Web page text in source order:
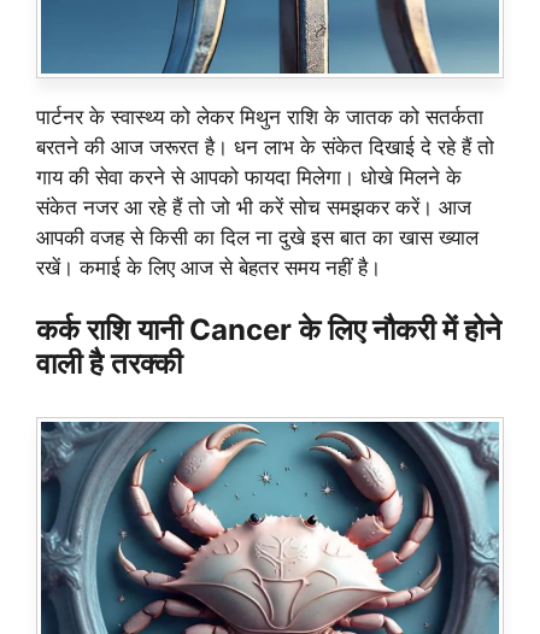
पार्टनर के स्वास्थ्य को लेकर मिथुन राशि के जातक को सतर्कता
बरतने की आज जरूरत है। धन लाभ के संकेत दिखाई दे रहे हैं तो
गाय की सेवा करने से आपको फायदा मिलेगा। धोखे मिलने के
संकेत नजर आ रहे हैं तो जो भी करें सोच समझकर करें। आज
आपकी वजह से किसी का दिल ना दुखे इस बात का खास ख्याल
रखें। कमाई के लिए आज से बेहतर समय नहीं है।
कर्क राशि यानी Cancer के लिए नौकरी में होने
वाली है तरक्की